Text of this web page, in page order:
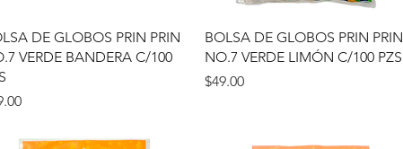
Vista rápida
DE GLOBOS PRIN PRIN
VERDE BANDERA C/100
Vista rápida
BOLSA DE GLOBOS PRIN PRIN
NO.7 VERDE LIMÓN C/100 PZS
Precio
$49.00